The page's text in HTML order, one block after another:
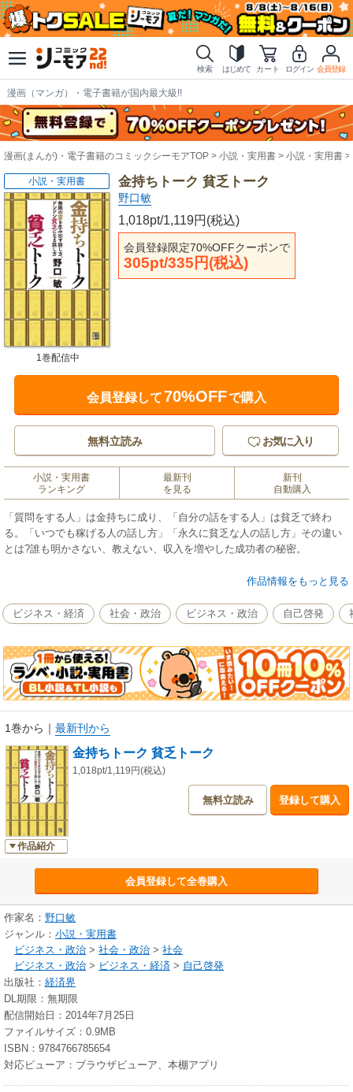
検索 はじめて カート ログイン 会員登録
漫画（マンガ）・電子書籍が国内最大級!!
漫画(まんが)・電子書籍のコミックシーモアTOP 小説・実用書 小説・実用書
金持ちトーク 貧乏トーク
野口敏
1,018pt/1,119円(税込)
会員登録限定70%OFFクーポンで
305pt/335円(税込)
小説・実用書
1巻配信中
会員登録して70%OFFで購入
無料立読み お気に入り
小説・実用書
ランキング
最新刊
を見る
新刊
自動購入
「質問をする人」は金持ちに成り、「自分の話をする人」は貧乏で終わ
る。「いつでも稼げる人の話し方」「永久に貧乏な人の話し方」その違い
とは?誰も明かさない、教えない、収入を増やした成功者の秘密。
「説明がうまい人」は稼ぎが多い! 「説明が苦手な人」は貧乏で終わる!?
ここが絶対に違う! 「いつでも稼げる人の話し方」、「永久に貧乏な人の話
し方」
ない「こんな話し方」
成功者がこっそり明かす稼ぐ力がつく「金持ちトーク」の極意! などなど
作品情報をもっと見る
ビジネス・経済 社会・政治 ビジネス・政治 自己啓発
1巻から ｜ 最新刊から
作品紹介
金持ちトーク 貧乏トーク
1,018pt/1,119円(税込)
無料立読み 登録して購入
会員登録して全巻購入
作家名： 野口敏
ジャンル： 小説・実用書
ビジネス・政治 > 社会・政治 > 社会
ビジネス・政治 > ビジネス・経済 > 自己啓発
出版社： 経済界
DL期限：無期限
配信開始日：2014年7月25日
ファイルサイズ：0.9MB
ISBN：9784766785654
対応ビューア：ブラウザビューア、本棚アプリ